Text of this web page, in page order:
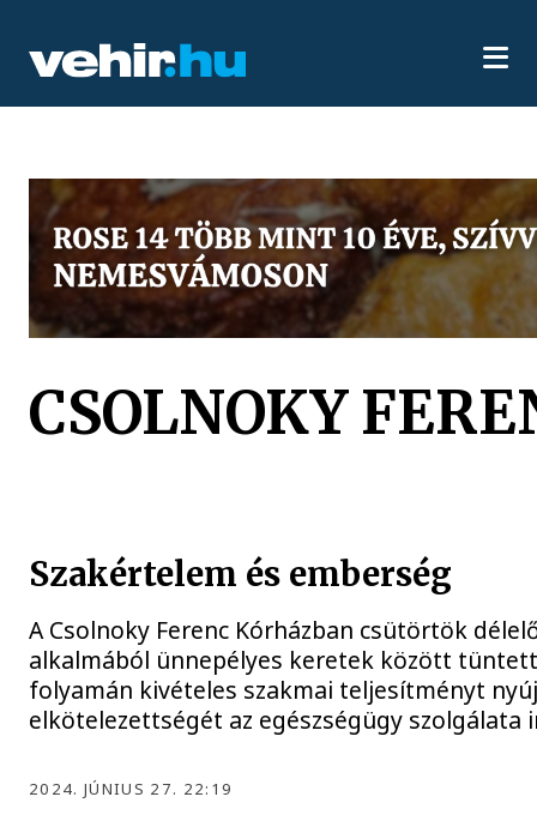
CSOLNOKY
Szakértelem és emberség
A Csolnoky Ferenc Kórházban csütörtök
alkalmából ünnepélyes keretek között
folyamán kivételes szakmai teljesítményt
elkötelezettségét az egészségügy szolgálata
2024. JÚNIUS 27. 22:19